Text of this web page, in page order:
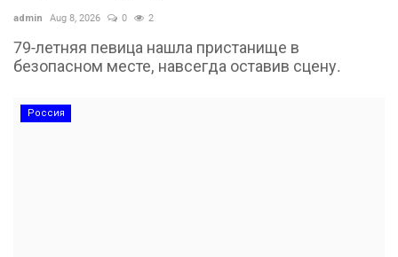
admin Aug 8, 2026 0 2
79-летняя певица нашла пристанище в
безопасном месте, навсегда оставив сцену.
Россия